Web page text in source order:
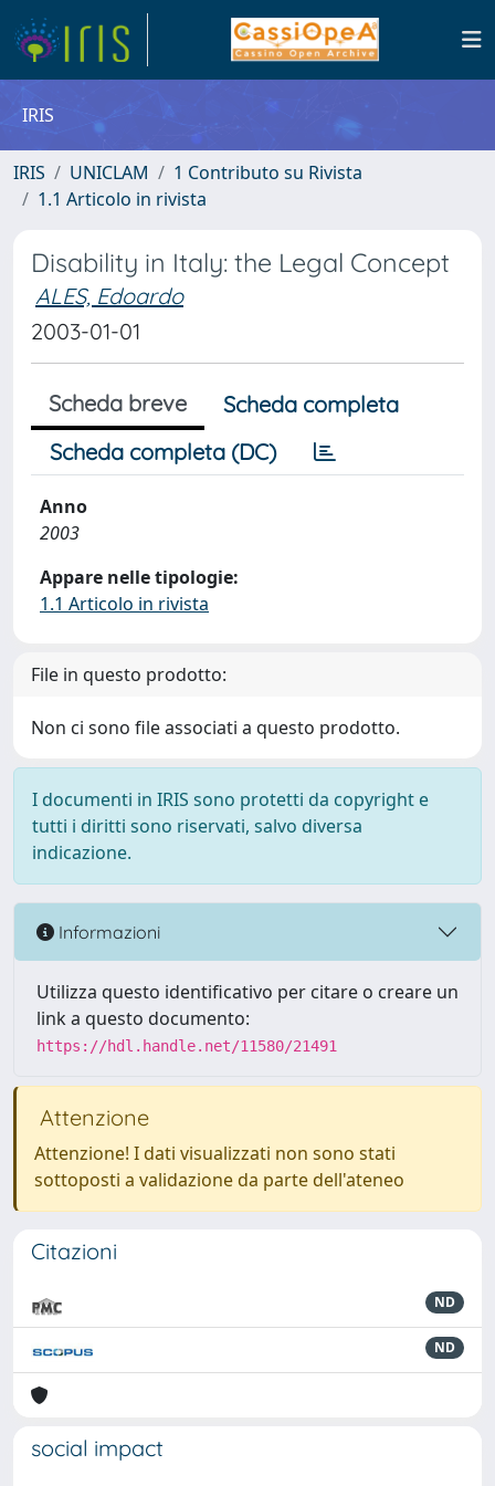
IRIS
IRIS UNICLAM
1 Contributo su Rivista
1.1 Articolo in rivista
Disability in Italy: the Legal Concept
ALES, Edoardo
2003-01-01
Scheda breve
Scheda completa
Scheda completa (DC)
Anno
2003
Appare nelle tipologie:
1.1 Articolo in rivista
File in questo prodotto:
Non ci sono file associati a questo prodotto.
I documenti in IRIS sono protetti da copyright e
tutti i diritti sono riservati, salvo diversa
indicazione.
Informazioni
Utilizza questo identificativo per citare o creare un
link a questo documento:
https://hdl.handle.net/11580/21491
Attenzione
Attenzione! I dati visualizzati non sono stati
sottoposti a validazione da parte dell'ateneo
Citazioni
ND
ND
social impact